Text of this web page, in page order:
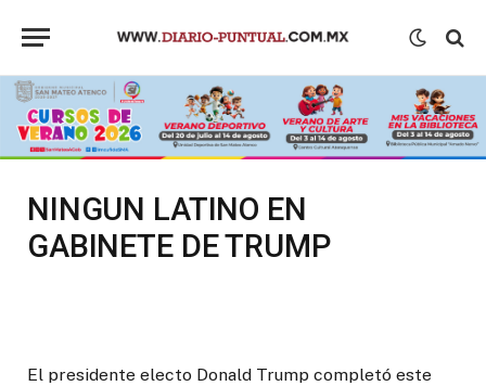
NINGUN LATINO EN
GABINETE DE TRUMP
El presidente electo Donald Trump completó este